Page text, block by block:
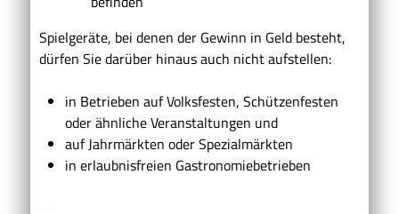
Spielgeräte, bei denen der Gewinn in Geld besteht,
dürfen Sie darüber hinaus auch nicht aufstellen:
in Betrieben auf Volksfesten, Schützenfesten
oder ähnliche Veranstaltungen und
auf Jahrmärkten oder Spezialmärkten
in erlaubnisfreien Gastronomiebetrieben